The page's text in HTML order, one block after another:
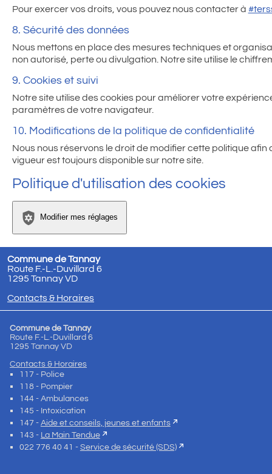
Pour exercer vos droits, vous pouvez nous contacter à
8. Sécurité des données
Nous mettons en place des mesures techniques et
non autorisé, perte ou divulgation. Notre site utilise le
9. Cookies et suivi
Notre site utilise des cookies pour améliorer votre
paramètres de votre navigateur.
10. Modifications de la politique de confidentialité
Nous nous réservons le droit de modifier cette politique
vigueur est toujours disponible sur notre site.
Politique d'utilisation des cookies
Modifier mes réglages
Commune de Tannay
Route F.-L.-Duvillard 6
1295 Tannay VD
Contacts & Horaires
Commune de Tannay
Route F.-L.-Duvillard 6
1295 Tannay VD
Contacts & Horaires
117 - Police
118 - Pompier
144 - Ambulances
145 - Intoxication
147 - Aide et conseils, jeunes et enfants
143 - La Main Tendue
022 776 40 41 - Service de sécurité (SDS)